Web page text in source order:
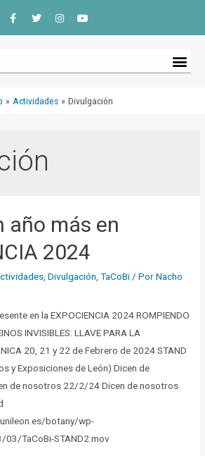
Actividades Divulgación
año más en
2024
,Divulgación ,TaCoBi / PorNacho
en la EXPOCIENCIA 2024 ROMPIENDO
INVISIBLES: LLAVE PARA LA
20, 21 y 22 de Febrero de 2024 STAND
y Exposiciones de León) Dicen de
de nosotros 22/2/24 Dicen de nosotros
botany/wp-
TaCoBi-STAND2.mov